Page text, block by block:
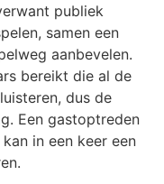
publiek
samen een
aanbevelen.
bereikt die al de
dus de
Een gastoptreden
in een keer een